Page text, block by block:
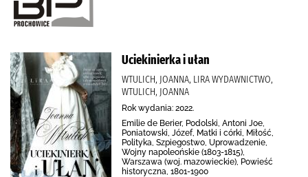
Uciekinierka i ułan
WTULICH, JOANNA, LIRA WYDAWNICTWO,
WTULICH, JOANNA
Rok wydania: 2022.
Emilie de Berier, Podolski, Antoni Joe,
Poniatowski, Józef, Matki i córki, Miłość,
Polityka, Szpiegostwo, Uprowadzenie,
Wojny napoleońskie (1803-1815),
Warszawa (woj. mazowieckie), Powieść
historyczna, 1801-1900